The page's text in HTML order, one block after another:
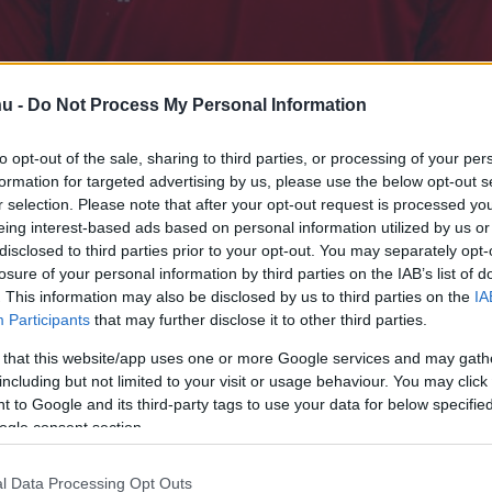
- Do Not Process My Personal Information
opt-out of the sale, sharing to third parties, or processing of your
for targeted advertising by us, please use the below opt-out
selection. Please note that after your opt-out request is processed
interest-based ads based on personal information utilized by us
to third parties prior to your opt-out. You may separately
of your personal information by third parties on the IAB’s list of
This information may also be disclosed by us to third parties on the
Participants that may further disclose it to other third parties.
that this website/app uses one or more Google services and may
but not limited to your visit or usage behaviour. You may
to Google and its third-party tags to use your data for below
consent section.
Data Processing Opt Outs
szerint Szalai Attila a
kövess minket aCsakfociGoogle News oldalán is!
Liége-ben mindössze négy mérkőzésen
kölcsönszerződése lejártával visszatér
a Bundesliga középmezőnyébe tartozó
hátvédre, akiért 2023 nyarán 12